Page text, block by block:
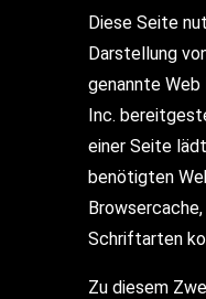
Diese Seite
Darstellung
genannte
Inc.
einer Seite
benötigten
Schriftarten
Zu diesem